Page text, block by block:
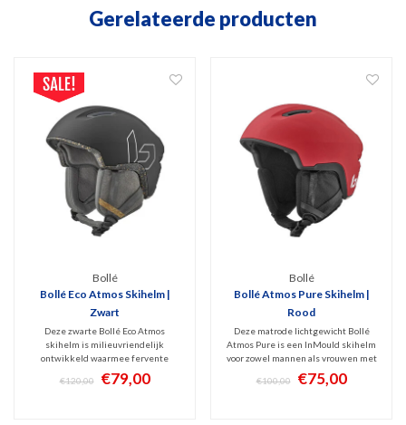
Gerelateerde producten
Bollé
Bollé Eco Atmos Skihelm |
Zwart
Deze zwarte Bollé Eco Atmos
skihelm is milieuvriendelijk
ontwikkeld waarmee fervente
skiërs hun steentje kunnen
bijdragen aan onze planeet.
€120,00 €79,00
Bollé
Bollé Atmos Pure Skihelm |
Rood
Deze matrode lichtgewicht Bollé
Atmos Pure is een InMould skihelm
voor zowel mannen als vrouwen met
allround bescherming dankzij de
Avid Progressive EPS schuimvulling.
€100,00 €75,00